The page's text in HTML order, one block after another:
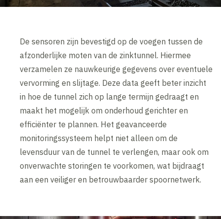
De sensoren zijn bevestigd op de voegen tussen de
afzonderlijke moten van de zinktunnel. Hiermee
verzamelen ze nauwkeurige gegevens over eventuele
vervorming en slijtage. Deze data geeft beter inzicht
in hoe de tunnel zich op lange termijn gedraagt en
maakt het mogelijk om onderhoud gerichter en
efficiënter te plannen. Het geavanceerde
monitoringssysteem helpt niet alleen om de
levensduur van de tunnel te verlengen, maar ook om
onverwachte storingen te voorkomen, wat bijdraagt
aan een veiliger en betrouwbaarder spoornetwerk.